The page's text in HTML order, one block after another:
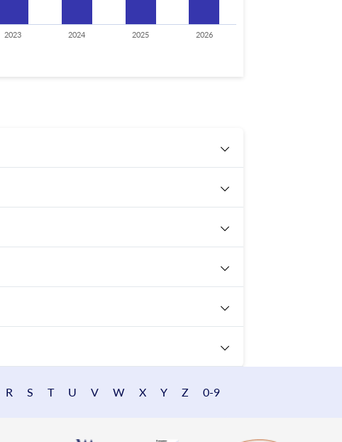
2023 2024 2025 2026
R S T U V W X Y Z 0-9